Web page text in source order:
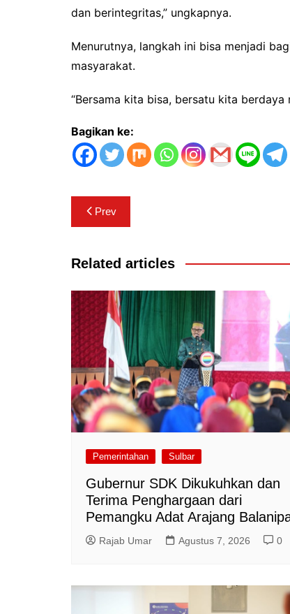
dan berintegritas,” ungkapnya.
Menurutnya, langkah ini bisa menjadi
masyarakat.
“Bersama kita bisa, bersatu kita berdaya
Bagikan ke:
Navigasi
pos
Prev
Related articles
Pemerintahan Sulbar
Gubernur SDK Dikukuhkan dan
Terima Penghargaan dari
Pemangku Adat Arajang
Rajab Umar Agustus 7, 2026 0